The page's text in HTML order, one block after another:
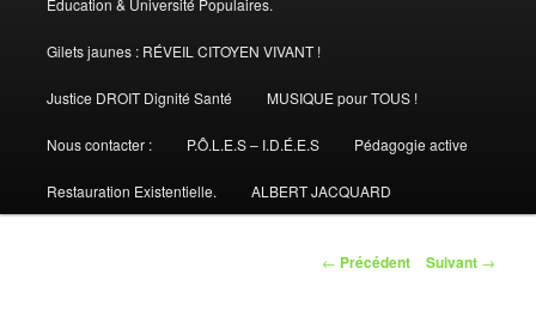
Gilets jaunes : RÉVEIL CITOYEN VIVANT !
Justice DROIT Dignité Santé MUSIQUE pour TOUS !
Nous contacter : P.Ô.L.E.S – I.D.É.E.S Pédagogie active
Restauration Existentielle. ALBERT JACQUARD
Navigation
← Précédent Suivant →